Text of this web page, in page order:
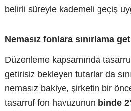
belirli süreyle kademeli geçiş
Nemasız fonlara sınırlama
Düzenleme kapsamında
getirisiz bekleyen tutarlar da
nemasız bakiye, şirketin bir
tasarruf fon havuzunun binde